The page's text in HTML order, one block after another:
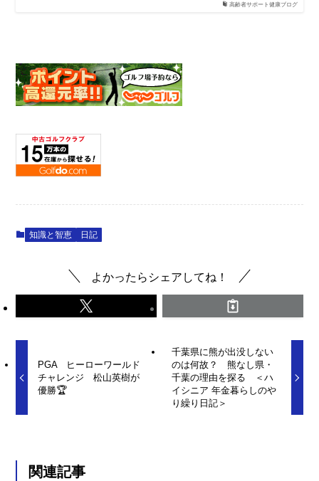
高齢者サポート健康ブログ
知識と智恵 日記
よかったらシェアしてね！
PGA ヒーローワールド
チャレンジ 松山英樹が
優勝🏆
千葉県に熊が出没しない
のは何故？ 熊なし県・
千葉の理由を探る ＜ハ
イシニア 年金暮らしのや
り繰り日記＞
関連記事